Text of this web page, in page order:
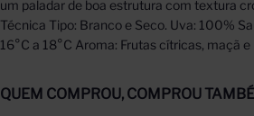
um paladar de boa estrutura com textura
Técnica Tipo: Branco e Seco. Uva: 100%
16°C a 18°C Aroma: Frutas cítricas, maçã
QUEM COMPROU, COMPROU